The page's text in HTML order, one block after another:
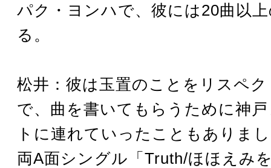
パク・ヨンハで、彼には20曲以
る。
松井：彼は玉置のことをリスペ
で、曲を書いてもらうために神
トに連れていったこともありま
両A面シングル「Truth/ほほえみ